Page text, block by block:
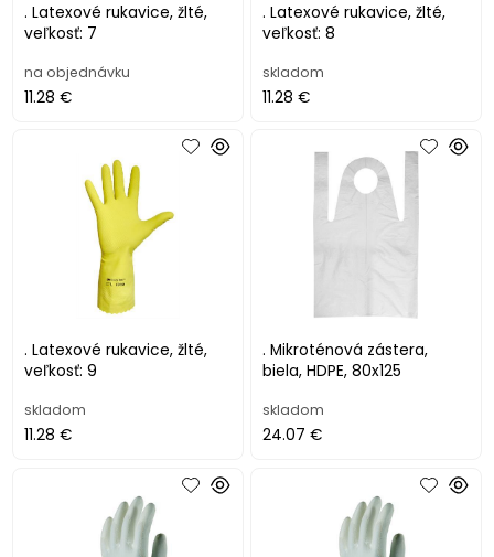
. Latexové rukavice, žlté,
veľkosť: 7
na objednávku
11.28 €
. Latexové rukavice, žlté,
veľkosť: 8
skladom
11.28 €
. Latexové rukavice, žlté,
veľkosť: 9
skladom
11.28 €
. Mikroténová zástera,
biela, HDPE, 80x125
skladom
24.07 €